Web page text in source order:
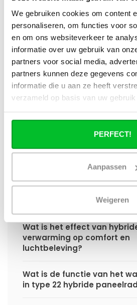
We gebruiken cookies om content
personaliseren, om functies voor
en om ons websiteverkeer te
informatie over uw gebruik van
partners voor social media,
partners kunnen deze gegevens
informatie die u aan ze heeft
verzameld op basis van uw
PERFECT!
Aanpassen
Weigeren
Wat is technisch gezien
paneelradiator?
Hoe verschilt de
hybride paneelradiator ten
een standaard
Wat is het voordeel van
radiatorventilatoren?
technisch geen convector?
Hoe presteert een hybride
aanvoertemperaturen
Wat is het effect van
verwarming op comfort en
luchtbeleving?
Wat is de functie van het
in type 22 hybride